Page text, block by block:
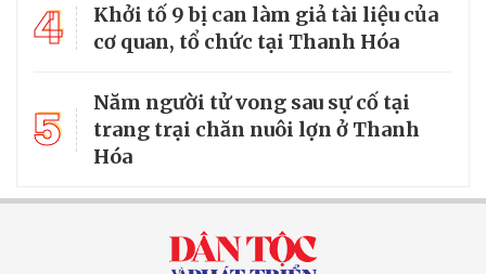
4
Khởi tố 9 bị can làm giả tài liệu của
cơ quan, tổ chức tại Thanh Hóa
5
Năm người tử vong sau sự cố tại
trang trại chăn nuôi lợn ở Thanh
Hóa